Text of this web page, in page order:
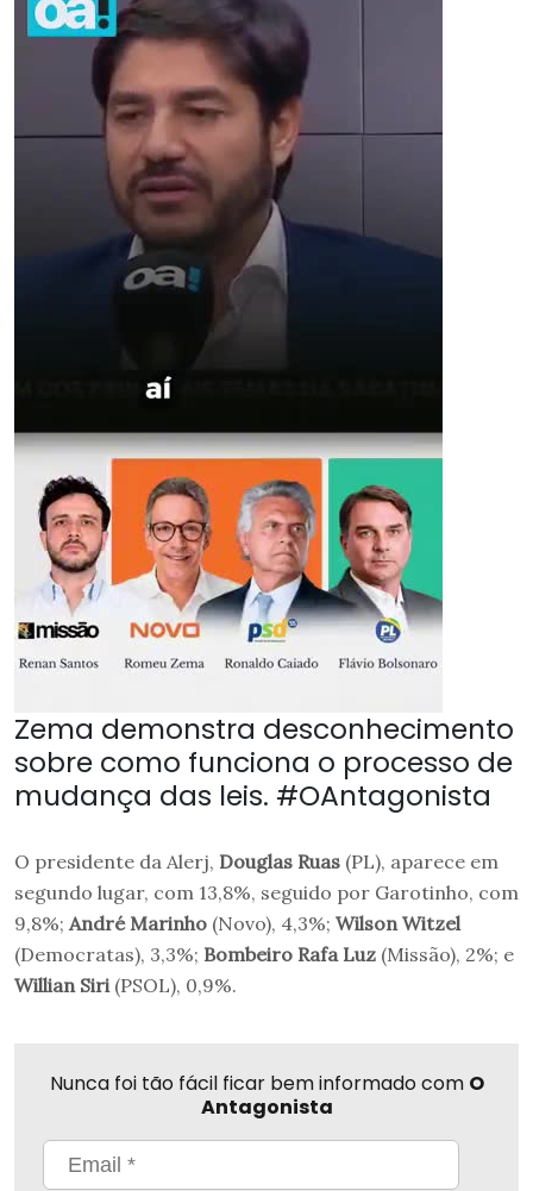
Zema demonstra desconhecimento
sobre como funciona o processo de
mudança das leis. #OAntagonista
O presidente da Alerj, Douglas Ruas (PL), aparece em
segundo lugar, com 13,8%, seguido por Garotinho, com
9,8%; André Marinho (Novo), 4,3%; Wilson Witzel
(Democratas), 3,3%; Bombeiro Rafa Luz (Missão), 2%; e
Willian Siri(PSOL), 0,9%.
Nunca foi tão fácil ficar bem informado com O
Antagonista